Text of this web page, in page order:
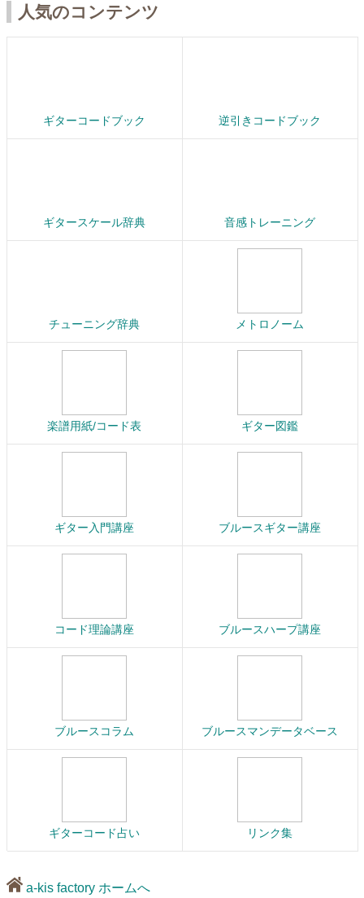
人気のコンテンツ
ギターコードブック 逆引きコードブック
ギタースケール辞典 音感トレーニング
チューニング辞典 メトロノーム
楽譜用紙/コード表 ギター図鑑
ギター入門講座 ブルースギター講座
コード理論講座 ブルースハープ講座
ブルースコラム ブルースマンデータベース
ギターコード占い リンク集
a-kis factory ホームへ